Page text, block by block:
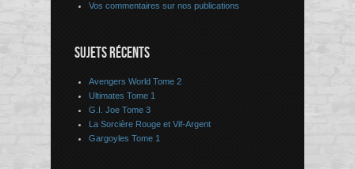
Vos commentaires sur nos publications
SUJETS RÉCENTS
Avengers World Tome 2
Ultimates Tome 1
G.I. Joe Tome 3
La Sorcière Rouge et Vif-Argent
Gargoyles Tome 1